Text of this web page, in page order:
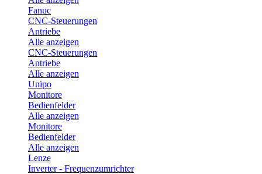
Fanuc
CNC-Steuerungen
Antriebe
Alle anzeigen
CNC-Steuerungen
Antriebe
Alle anzeigen
Unipo
Monitore
Bedienfelder
Alle anzeigen
Monitore
Bedienfelder
Alle anzeigen
Lenze
Inverter - Frequenzumrichter